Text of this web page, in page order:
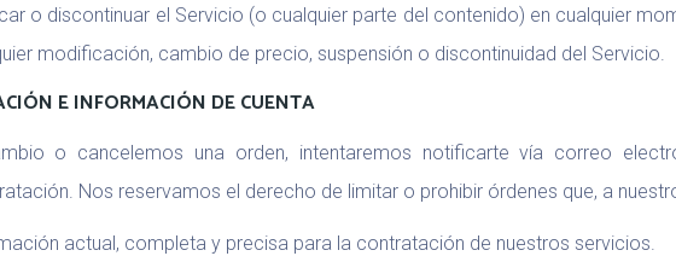
o discontinuar el Servicio (o cualquier parte del contenido) en cualquier
modificación, cambio de precio, suspensión o discontinuidad del Servicio.
E INFORMACIÓN DE CUENTA
o cancelemos una orden, intentaremos notificarte vía correo
Nos reservamos el derecho de limitar o prohibir órdenes que, a
actual, completa y precisa para la contratación de nuestros servicios.